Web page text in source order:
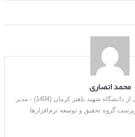
محمد انصاری
دکترای فرآوری مواد معدنی از دانشگاه شهید باهنر کرمان (1404) - مدیر
گروه تحقیق و توسعه نرم‌افزارها